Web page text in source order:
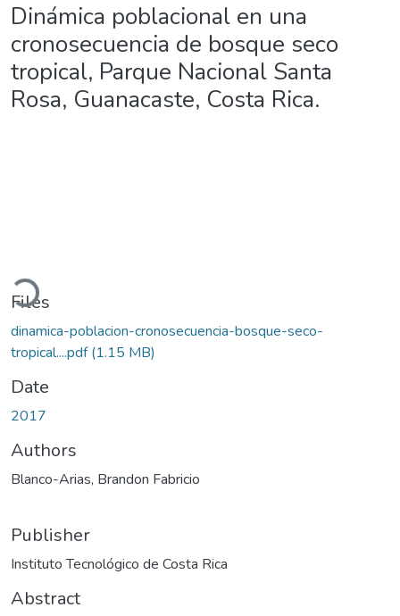
Dinámica poblacional en una
cronosecuencia de bosque seco
tropical, Parque Nacional Santa
Rosa, Guanacaste, Costa Rica.
Loading...
Files
dinamica-poblacion-cronosecuencia-bosque-seco-
tropical....pdf(1.15 MB)
Date
2017
Authors
Blanco-Arias, Brandon Fabricio
Publisher
Instituto Tecnológico de Costa Rica
Abstract